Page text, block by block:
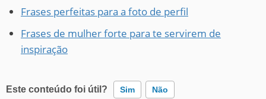
Frases perfeitas para a foto de perfil
Frases de mulher forte para te servirem de
inspiração
Este conteúdo foi útil? Sim Não